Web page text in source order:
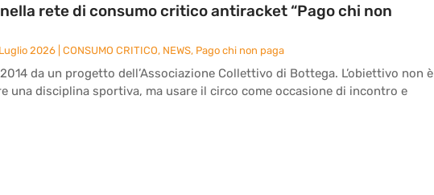
rete di consumo critico antiracket “Pago chi non
2026 CONSUMO CRITICO, NEWS, Pago chi non paga
da un progetto dell’Associazione Collettivo di Bottega. L’obiettivo non è
una disciplina sportiva, ma usare il circo come occasione di incontro e